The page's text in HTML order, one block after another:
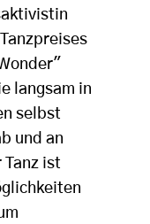
langsam in
selbst
und an
ist